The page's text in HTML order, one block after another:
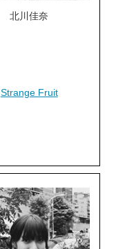
北川佳奈
Strange Fruit